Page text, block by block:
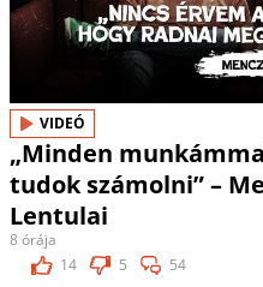
VIDEÓ
„Minden
tudok számolni” –
Lentulai
8 órája
14
5 54